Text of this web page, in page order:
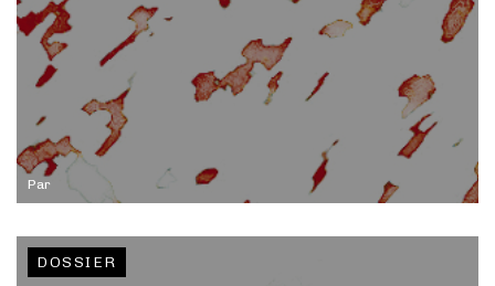
Par
DOSSIER